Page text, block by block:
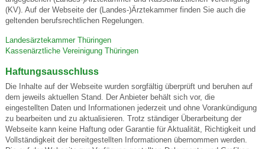
(KV). Auf der Webseite der (Landes-)Ärztekammer finden Sie auch die
geltenden berufsrechtlichen Regelungen.
Landesärztekammer Thüringen
Kassenärztliche Vereinigung Thüringen
Haftungsausschluss
Die Inhalte auf der Webseite wurden sorgfältig überprüft und beruhen auf
dem jeweils aktuellen Stand. Der Anbieter behält sich vor, die
eingestellten Daten und Informationen jederzeit und ohne Vorankündigung
zu bearbeiten und zu aktualisieren. Trotz ständiger Überarbeitung der
Webseite kann keine Haftung oder Garantie für Aktualität, Richtigkeit und
Vollständigkeit der bereitgestellten Informationen übernommen werden.